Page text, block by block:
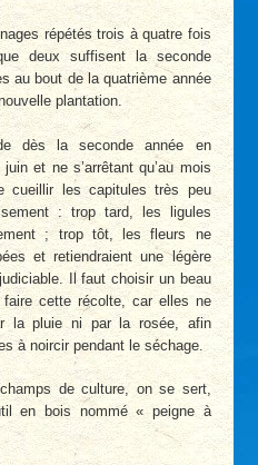
répétés trois à quatre fois
deux suffisent la seconde
au bout de la quatrième année
plantation.
dès la seconde année en
et ne s’arrêtant qu’au mois
cueillir les capitules très peu
: trop tard, les ligules
; trop tôt, les fleurs ne
et retiendraient une légère
Il faut choisir un beau
cette récolte, car elles ne
la pluie ni par la rosée, afin
à noircir pendant le séchage.
de culture, on se sert,
en bois nommé « peigne à